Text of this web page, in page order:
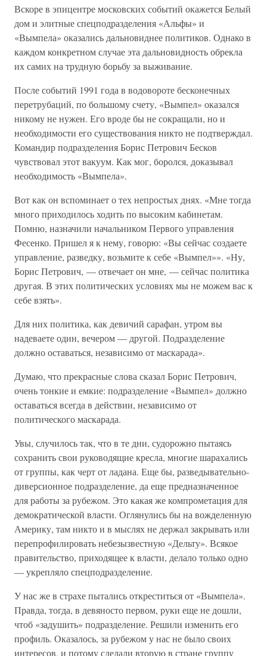
Вскоре в эпицентре московских событий окажется Белый
дом и элитные спецподразделения «Альфы» и
«Вымпела» оказались дальновиднее политиков. Однако в
каждом конкретном случае эта дальновидность обрекла
их самих на трудную борьбу за выживание.
После событий 1991 года в водовороте бесконечных
перетрубаций, по большому счету, «Вымпел» оказался
никому не нужен. Его вроде бы не сокращали, но и
необходимости его существования никто не подтверждал.
Командир подразделения Борис Петрович Бесков
чувствовал этот вакуум. Как мог, боролся, доказывал
необходимость «Вымпела».
Вот как он вспоминает о тех непростых днях. «Мне тогда
много приходилось ходить по высоким кабинетам.
Помню, назначили начальником Первого управления
Фесенко. Пришел я к нему, говорю: «Вы сейчас создаете
управление, разведку, возьмите к себе «Вымпел»». «Ну,
Борис Петрович, — отвечает он мне, — сейчас политика
другая. В этих политических условиях мы не можем вас к
себе взять».
Для них политика, как девичий сарафан, утром вы
надеваете один, вечером — другой. Подразделение
должно оставаться, независимо от маскарада».
Думаю, что прекрасные слова сказал Борис Петрович,
очень тонкие и емкие: подразделение «Вымпел» должно
оставаться всегда в действии, независимо от
политического маскарада.
Увы, случилось так, что в те дни, судорожно пытаясь
сохранить свои руководящие кресла, многие шарахались
от группы, как черт от ладана. Еще бы, разведывательно-
диверсионное подразделение, да еще предназначенное
для работы за рубежом. Это какая же компрометация для
демократической власти. Оглянулись бы на вожделенную
Америку, там никто и в мыслях не держал закрывать или
перепрофилировать небезызвестную «Дельту». Всякое
правительство, приходящее к власти, делало только одно
— укрепляло спецподразделение.
У нас же в страхе пытались откреститься от «Вымпела».
Правда, тогда, в девяносто первом, руки еще не дошли,
чтоб «задушить» подразделение. Решили изменить его
профиль. Оказалось, за рубежом у нас не было своих
интересов, и потому сделали вторую в стране группу